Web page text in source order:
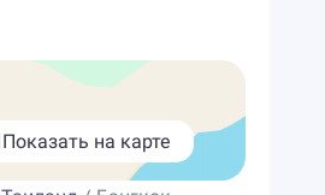
Показать на карте